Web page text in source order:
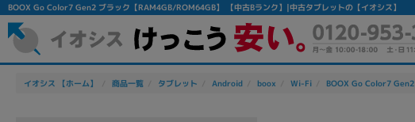
BOOX Go Color7 Gen2 ブラック【RAM4GB/ROM64GB】 【中古Bランク】|中古タブレットの【イオシス】
イオシス 【ホーム】 商品一覧 タブレット Android boox Wi-Fi BOOX Go Color7 Gen2